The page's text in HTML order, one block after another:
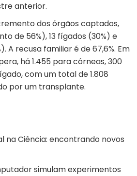
anterior.
dos órgãos captados,
de 56%), 13 fígados (30%) e
A recusa familiar é de 67,6%. Em
há 1.455 para córneas, 300
com um total de 1.808
por um transplante.
na Ciência: encontrando novos
simulam experimentos